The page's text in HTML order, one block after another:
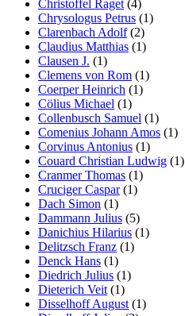
Christoffel Raget (4)
Chrysologus Petrus (1)
Clarenbach Adolf(2)
Claudius Matthias (1)
Clausen J. (1)
Clemens von Rom (1)
Coerper Heinrich (1)
Cölius Michael (1)
Collenbusch Samuel (1)
Comenius Johann Amos (1)
Corvinus Antonius (1)
Couard Christian Ludwig (1)
Cranmer Thomas (1)
Cruciger Caspar(1)
Dach Simon (1)
Dammann Julius (5)
Danichius Hilarius (1)
Delitzsch Franz (1)
Denck Hans (1)
Diedrich Julius (1)
Dieterich Veit (1)
Disselhoff August (1)